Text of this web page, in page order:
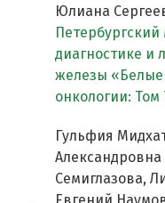
Юлиана
диагностике и
железы «Белые
онкологии:
Гульфия
Семиглазова,